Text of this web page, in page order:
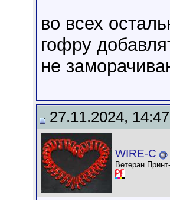
во всех
гофру
не
27.11.2024, 14:47
WIRE-C
Ветеран